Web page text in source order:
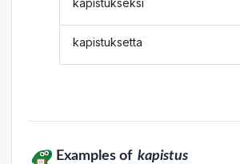
kapistuksetta
Examples of kapistus